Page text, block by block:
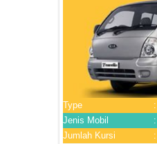
Type
Jenis Mobil
Jumlah Kursi